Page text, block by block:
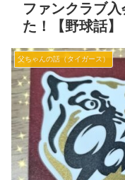
ファンクラブ
た！【野球話】
父ちゃんの話（タイガース）